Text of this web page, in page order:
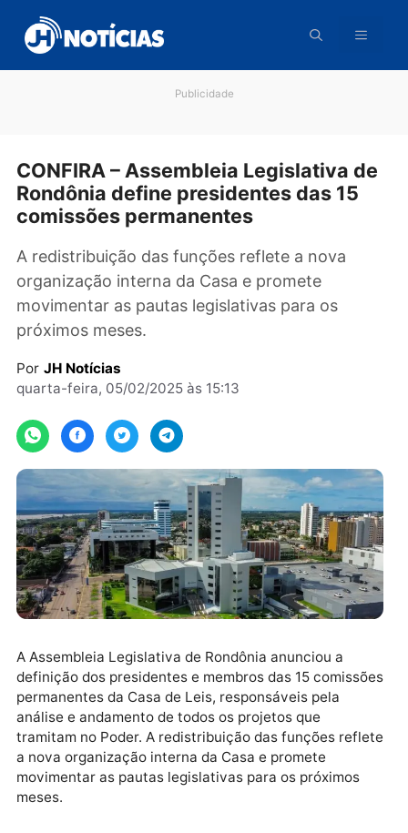
para
conteúdo
CONFIRA – Assembleia Legislativa
Rondônia define presidentes das 15
A redistribuição das funções reflete a nova
organização interna da Casa e promete
movimentar as pautas legislativas para os
próximos meses.
quarta-feira, 05/02/2025 às 15:13
A Assembleia Legislativa de Rondônia anunciou a
definição dos presidentes e membros das 15
permanentes da Casa de Leis, responsáveis pela
análise e andamento de todos os projetos que